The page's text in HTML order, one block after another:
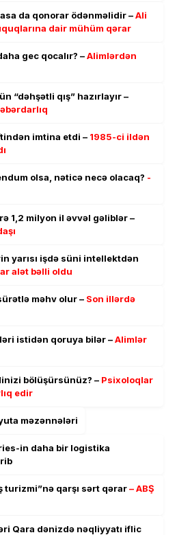
da qonorar ödənməlidir –Ali
dair mühüm qərar
gec qocalır? –Alimlərdən
“dəhşətli qış” hazırlayır –
imtina etdi – 1985-ci ildən
olsa, nəticə necə olacaq? -
1,2 milyon il əvvəl gəliblər –
yarısı işdə süni intellektdən
alət bəlli oldu
məhv olur – Son illərdə
istidən qoruya bilər –Alimlər
bölüşürsünüz? – Psixoloqlar
edir
məzənnələri
in daha bir logistika
turizmi”nə qarşı sərt qərar– ABŞ
Qara dənizdə nəqliyyatı iflic